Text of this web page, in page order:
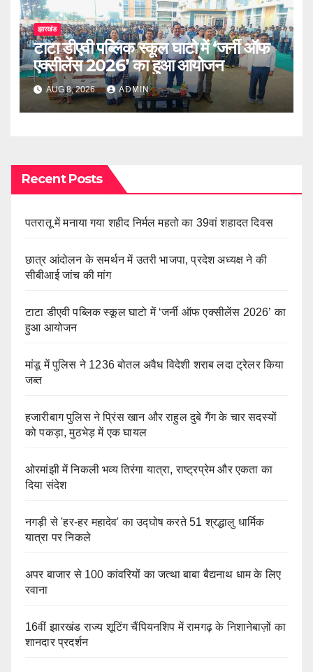
झारखंड
टाटा डीएवी पब्लिक स्कूल घाटो में ‘जर्नी ऑफ
एक्सीलेंस 2026’ का हुआ आयोजन
AUG 8, 2026 ADMIN
Recent Posts
पतरातू में मनाया गया शहीद निर्मल महतो का 39वां शहादत दिवस
छात्र आंदोलन के समर्थन में उतरी भाजपा, प्रदेश अध्यक्ष ने की
सीबीआई जांच की मांग
टाटा डीएवी पब्लिक स्कूल घाटो में ‘जर्नी ऑफ एक्सीलेंस 2026’ का
हुआ आयोजन
मांडू में पुलिस ने 1236 बोतल अवैध विदेशी शराब लदा ट्रेलर किया
जब्त
हजारीबाग पुलिस ने प्रिंस खान और राहुल दुबे गैंग के चार सदस्यों
को पकड़ा, मुठभेड़ में एक घायल
ओरमांझी में निकली भव्य तिरंगा यात्रा, राष्ट्रप्रेम और एकता का
दिया संदेश
नगड़ी से 'हर-हर महादेव' का उद्घोष करते 51 श्रद्धालु धार्मिक
यात्रा पर निकले
अपर बाजार से 100 कांवरियों का जत्था बाबा बैद्यनाथ धाम के लिए
रवाना
16वीं झारखंड राज्य शूटिंग चैंपियनशिप में रामगढ़ के निशानेबाज़ों का
शानदार प्रदर्शन